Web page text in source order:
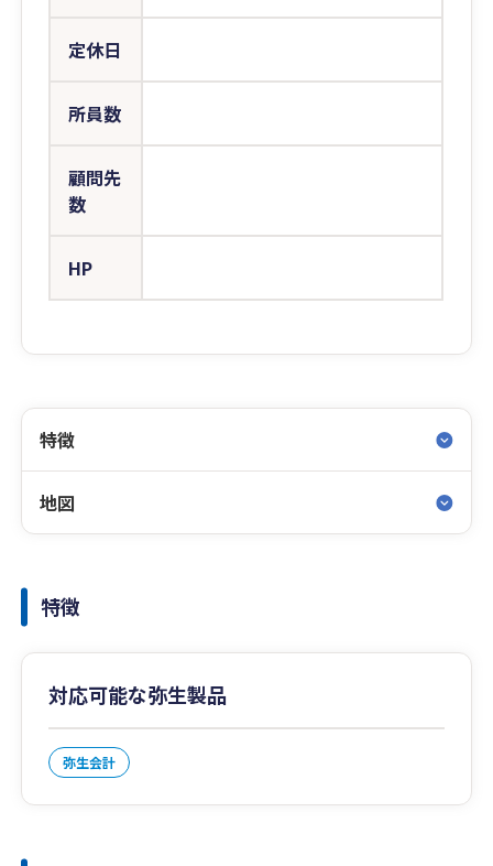
定休日
所員数
顧問先
数
HP
特徴
地図
特徴
対応可能な弥生製品
弥生会計